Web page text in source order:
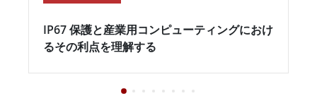
IP67 保護と産業用コンピューティングにおけ
るその利点を理解する